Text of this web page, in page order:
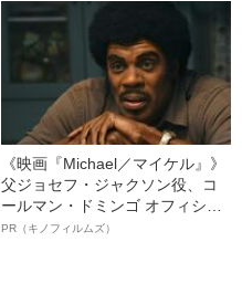
ぎる“熟れ方”
《映画『Michael／マイケル』》
父ジョセフ・ジャクソン役、コ
ールマン・ドミンゴ オフィシャ
ルインタビュー“観客を魅了した
PR（キノフィルムズ）